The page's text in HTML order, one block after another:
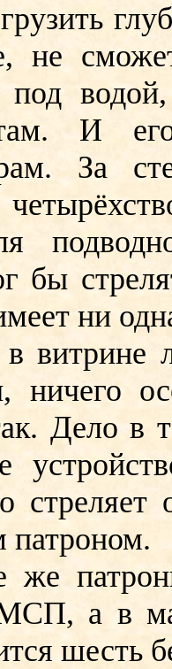
не
под
И
За
бы
ни
ничего
Дело в
а в
шесть